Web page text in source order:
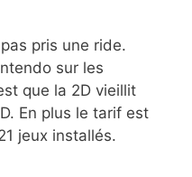
pris une ride.
sur les
que la 2D vieillit
En plus le tarif est
jeux installés.